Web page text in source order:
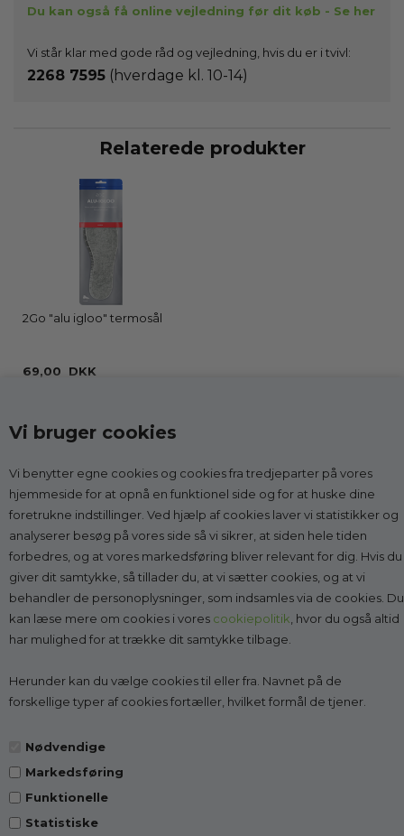
Vi bruger cookies
Vi benytter egne cookies og cookies fra tredjeparter på vores
hjemmeside for at opnå en funktionel side og for at huske dine
foretrukne indstillinger. Ved hjælp af cookies laver vi statistikker og
analyserer besøg på vores side så vi sikrer, at siden hele tiden
forbedres, og at vores markedsføring bliver relevant for dig. Hvis du
giver dit samtykke, så tillader du, at vi sætter cookies, og at vi
behandler de personoplysninger, som indsamles via de cookies. Du
kan læse mere om cookies i vores cookiepolitik, hvor du også altid
har mulighed for at trække dit samtykke tilbage.
Herunder kan du vælge cookies til eller fra. Navnet på de
forskellige typer af cookies fortæller, hvilket formål de tjener.
Nødvendige
Markedsføring
Funktionelle
Statistiske
Du kan også få online vejledning før dit køb - Se her
Vi står klar med gode råd og vejledning, hvis du er i tvivl:
2268 7595 (hverdage kl. 10-14)
Relaterede produkter
2Go "alu igloo" termosål
69,00 DKK
Kontakt
Godesko.dk
v/Malle & Co
Solrød Byvej 15
2680 Solrød Strand
CVR 27998623
Tlf.: 2268 7595 (Man-Fre kl. 10-14)
Kundeservice@godesko.dk
Information